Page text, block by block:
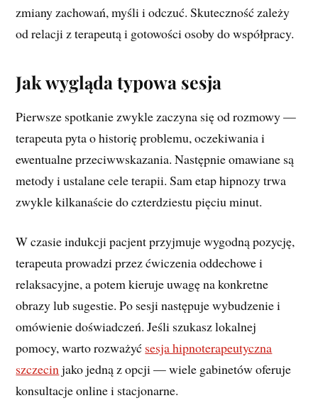
zmiany zachowań, myśli i odczuć. Skuteczność zależy
od relacji z terapeutą i gotowości osoby do współpracy.
Jak wygląda typowa sesja
Pierwsze spotkanie zwykle zaczyna się od rozmowy —
terapeuta pyta o historię problemu, oczekiwania i
ewentualne przeciwwskazania. Następnie omawiane są
metody i ustalane cele terapii. Sam etap hipnozy trwa
zwykle kilkanaście do czterdziestu pięciu minut.
W czasie indukcji pacjent przyjmuje wygodną pozycję,
terapeuta prowadzi przez ćwiczenia oddechowe i
relaksacyjne, a potem kieruje uwagę na konkretne
obrazy lub sugestie. Po sesji następuje wybudzenie i
omówienie doświadczeń. Jeśli szukasz lokalnej
pomocy, warto rozważyć sesja hipnoterapeutyczna
szczecinjako jedną z opcji — wiele gabinetów oferuje
konsultacje online i stacjonarne.